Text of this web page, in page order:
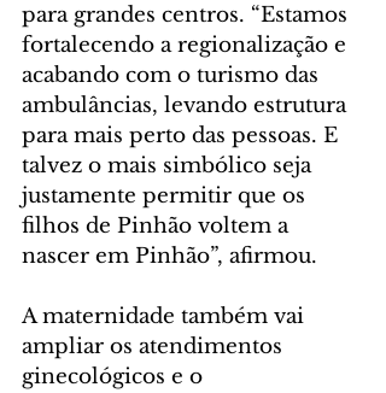
para grandes centros. “Estamos
fortalecendo a regionalização e
acabando com o turismo das
ambulâncias, levando estrutura
para mais perto das pessoas. E
talvez o mais simbólico seja
justamente permitir que os
filhos de Pinhão voltem a
nascer em Pinhão”, afirmou.
A maternidade também vai
ampliar os atendimentos
ginecológicos e o